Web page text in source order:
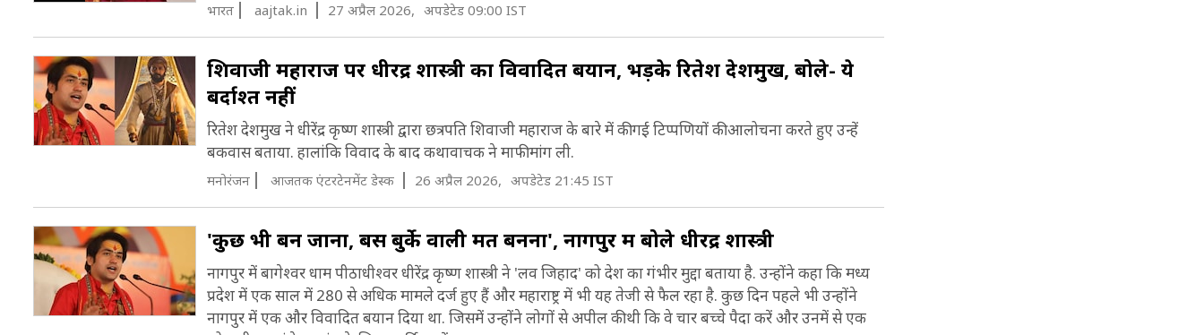
भारत aajtak.in 27 अप्रैल 2026, अपडेटेड 09:00 IST
शिवाजी महाराज पर धीरेंद्र शास्त्री का विवादित बयान, भड़के रितेश देशमुख, बोले- ये
बर्दाश्त नहीं
रितेश देशमुख ने धीरेंद्र कृष्ण शास्त्री द्वारा छत्रपति शिवाजी महाराज के बारे में की गई टिप्पणियों की आलोचना करते हुए उन्हें
बकवास बताया. हालांकि विवाद के बाद कथावाचक ने माफी मांग ली.
मनोरंजन आजतक एंटरटेनमेंट डेस्क 26 अप्रैल 2026, अपडेटेड 21:45 IST
'कुछ भी बन जाना, बस बुर्के वाली मत बनना', नागपुर में बोले धीरेंद्र शास्त्री
नागपुर में बागेश्वर धाम पीठाधीश्वर धीरेंद्र कृष्ण शास्त्री ने 'लव जिहाद' को देश का गंभीर मुद्दा बताया है. उन्होंने कहा कि मध्य
प्रदेश में एक साल में 280 से अधिक मामले दर्ज हुए हैं और महाराष्ट्र में भी यह तेजी से फैल रहा है. कुछ दिन पहले भी उन्होंने
नागपुर में एक और विवादित बयान दिया था. जिसमें उन्होंने लोगों से अपील की थी कि वे चार बच्चे पैदा करें और उनमें से एक